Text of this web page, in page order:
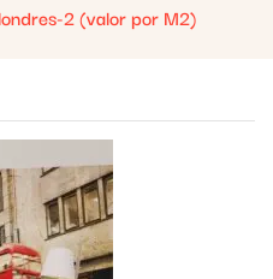
2 (valor por M2)